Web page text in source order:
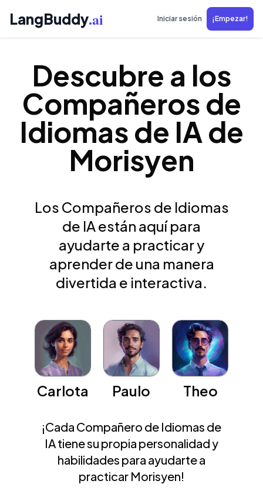
LangBuddy.ai Iniciar sesión ¡Empezar!
Descubre a los
Compañeros de
Idiomas de IA de
Morisyen
Los Compañeros de Idiomas
de IA están aquí para
ayudarte a practicar y
aprender de una manera
divertida e interactiva.
Carlota Paulo Theo
¡Cada Compañero de Idiomas de
IA tiene su propia personalidad y
habilidades para ayudarte a
practicar Morisyen!